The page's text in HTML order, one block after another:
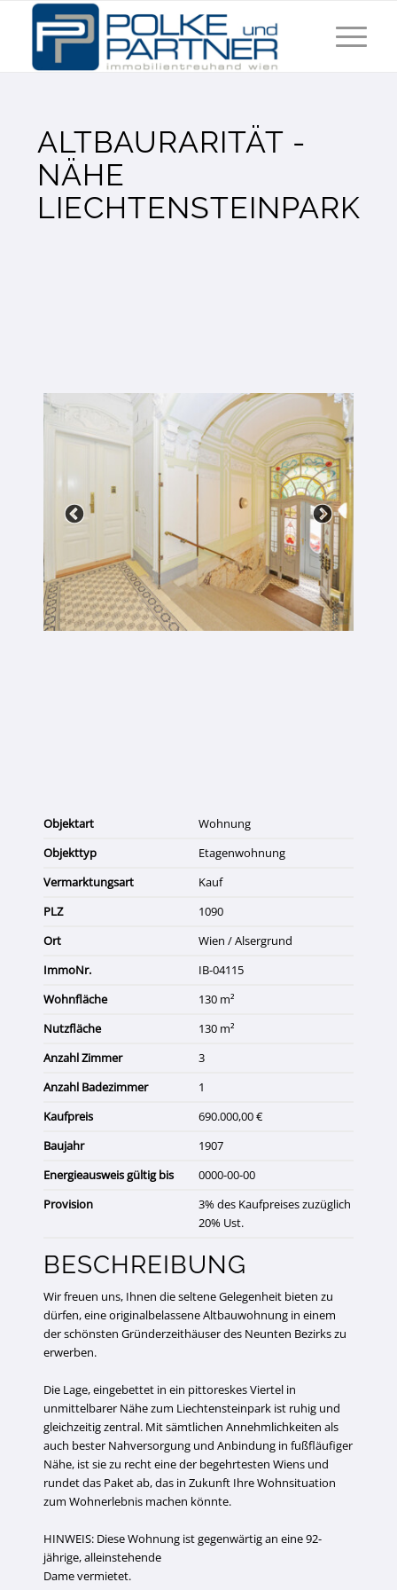
ALTBAURARITÄT -
NÄHE
LIECHTENSTEINPARK
Objektart
Wohnung
Objekttyp
Etagenwohnung
Vermarktungsart
Kauf
PLZ
1090
Ort
Wien / Alsergrund
ImmoNr.
IB-04115
Wohnfläche
130 m²
Nutzfläche
130 m²
Anzahl Zimmer
3
Anzahl Badezimmer
1
Kaufpreis
690.000,00 €
Baujahr
1907
Energieausweis gültig bis
0000-00-00
Provision
3% des Kaufpreises zuzüglich
20% Ust.
BESCHREIBUNG
Wir freuen uns, Ihnen die seltene Gelegenheit bieten zu
dürfen, eine originalbelassene Altbauwohnung in einem
der schönsten Gründerzeithäuser des Neunten Bezirks zu
erwerben.
Die Lage, eingebettet in ein pittoreskes Viertel in
unmittelbarer Nähe zum Liechtensteinpark ist ruhig und
gleichzeitig zentral. Mit sämtlichen Annehmlichkeiten als
auch bester Nahversorgung und Anbindung in fußfläufiger
Nähe, ist sie zu recht eine der begehrtesten Wiens und
rundet das Paket ab, das in Zukunft Ihre Wohnsituation
zum Wohnerlebnis machen könnte.
HINWEIS: Diese Wohnung ist gegenwärtig an eine 92-
jährige, alleinstehende
Dame vermietet.